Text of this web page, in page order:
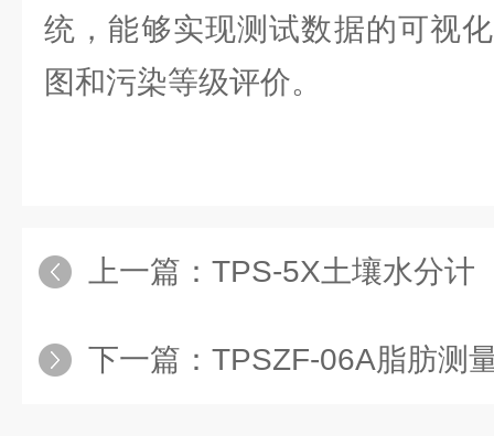
统，能够实现测试数据的可视
图和污染等级评价。
上一篇： TPS-5X土壤水分计
下一篇： TPSZF-06A脂肪测